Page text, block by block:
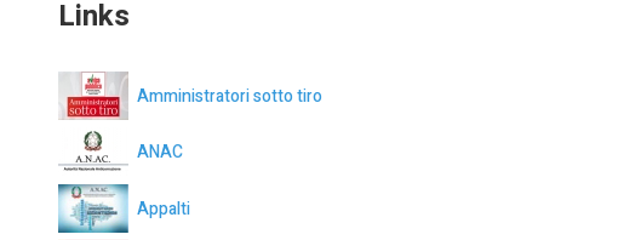
Links
Amministratori sotto tiro
ANAC
Appalti